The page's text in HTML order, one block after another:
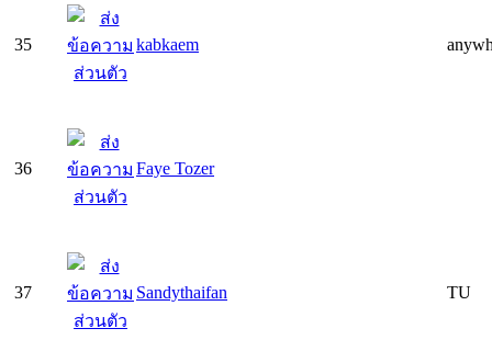
35 kabkaem
36 Faye Tozer
37 Sandythaifan TU